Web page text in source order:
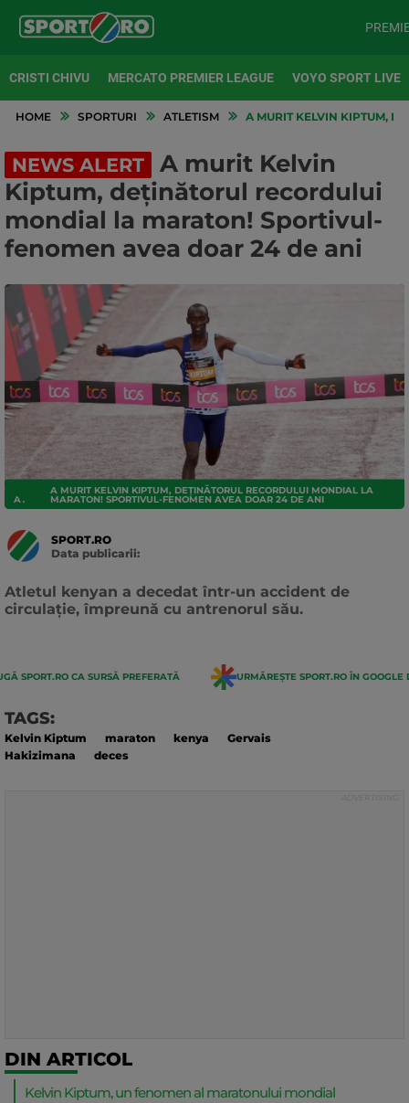
CRISTI CHIVU MERCATO PREMIER LEAGUE VOYO SPORT LIVE
HOME SPORTURI ATLETISM A MURIT KELVIN KIPTUM,
NEWS ALERT
A murit Kelvin
Kiptum, deținătorul recordului
mondial la maraton! Sportivul-
fenomen avea doar 24 de ani
ATLETISM
A MURIT KELVIN KIPTUM, DEȚINĂTORUL RECORDULUI MONDIAL LA
MARATON! SPORTIVUL-FENOMEN AVEA DOAR 24 DE ANI
SPORT.RO
Data publicarii:
Atletul kenyan a decedat într-un accident de
circulație, împreună cu antrenorul său.
SPORT.RO CA SURSĂ PREFERATĂ URMĂREȘTE SPORT.RO ÎN GOOGLE
TAGS:
Kelvin Kiptum maraton kenya
Gervais
Hakizimana
deces
DIN ARTICOL
Kelvin Kiptum, un fenomen al maratonului mondial